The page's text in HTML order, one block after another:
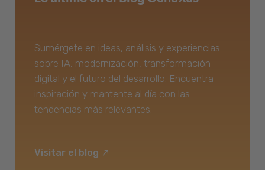
Sumérgete en ideas, análisis y experiencias
sobre IA, modernización, transformación
digital y el futuro del desarrollo. Encuentra
inspiración y mantente al día con las
tendencias más relevantes.
Visitar el blog